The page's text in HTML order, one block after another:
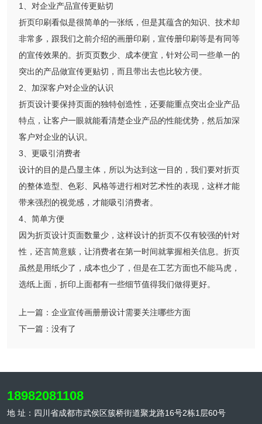
1、对企业产品宣传更贴切
折页印刷看似是很简单的一张纸，但是其蕴含的知识、技术却
非常多，跟我们之前介绍的画册印刷，宣传册印刷等是有同等
的宣传效果的。折页页数少、成本便宜，针对公司一些单一的
突出的产品做宣传更贴切，而且带出去也比较方便。
2、加深客户对企业的认识
折页设计要保持页面的独特创造性，还要能重点突出企业产品
特点，让客户一眼就能看清楚企业产品的性能优势，然后加深
客户对企业的认识。
3、更吸引消费者
设计的目的是凸显主体，所以为达到这一目的，我们要对折页
的整体造型、色彩、风格等进行相对艺术性的表现，这样才能
带来强烈的视觉感，才能吸引消费者。
4、简单方便
因为折页设计页面数量少，这样设计的折页不仅有较强的针对
性，还言简意赅，让消费者在第一时间就掌握相关信息。折页
虽然是用纸少了，成本也少了，但是在工艺方面也不能马虎，
选纸上面，折印上面都有一些细节值得我们做得更好。
上一篇： 企业宣传画册册设计需要关注哪些方面
下一篇： 没有了
18982081108
地 址：四川省成都市武侯区簇桥街道聚龙路16号2栋1层60号